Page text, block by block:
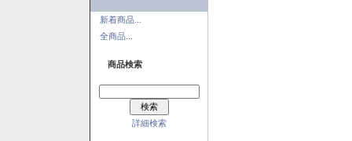
新着商品...
全商品...
商品検索
詳細検索